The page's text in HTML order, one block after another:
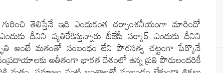
తెలిస్తేనే ఇది ఎందుకంత చర్చాంశనీయంగా మారిందో
దీనిని వ్యతిరేకిస్తున్నారు బీజేపీ సర్కార్ ఎందుకు దీనిని
అంటే మతంతో సంబంధం లేని పౌరసత్వ చట్టంగా పేర్కొనే
అతీతంగా భారత దేశంలో ఉన్న ప్రతి పౌరులందరికీ